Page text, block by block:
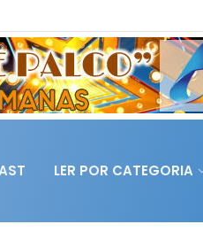
LER POR CATEGORIA